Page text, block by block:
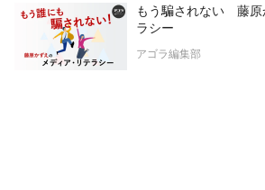
もう騙されない 藤原
ラシー
アゴラ編集部